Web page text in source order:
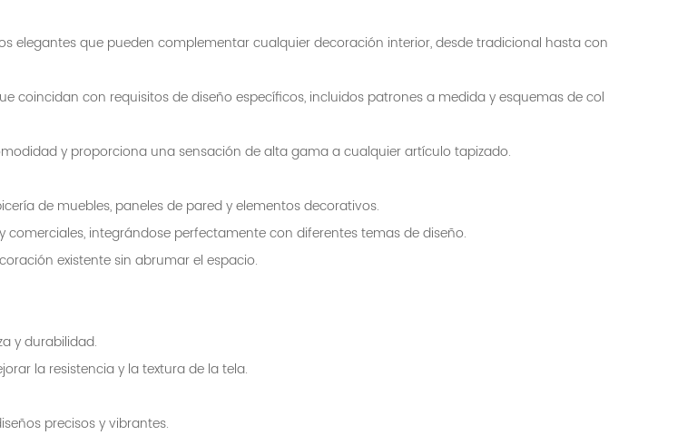
elegantes que pueden complementar cualquier decoración interior, desde tradicional hasta con
coincidan con requisitos de diseño específicos, incluidos patrones a medida y esquemas de col
y proporciona una sensación de alta gama a cualquier artículo tapizado.
de muebles, paneles de pared y elementos decorativos.
integrándose perfectamente con diferentes temas de diseño.
existente sin abrumar el espacio.
y ​​durabilidad.
la resistencia y la textura de la tela.
precisos y vibrantes.